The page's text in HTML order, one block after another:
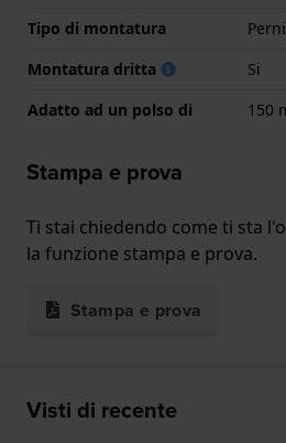
Tipo di montatura
Montatura dritta
Si
Adatto ad un polso di
150
Stampa e prova
Ti stai chiedendo come ti sta
la funzione stampa e prova.
Stampa e prova
Visti di recente